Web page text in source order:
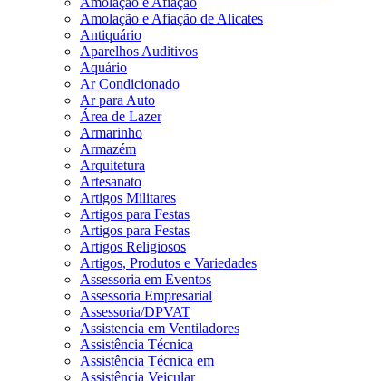
Amolação e Afiação de Alicates
Antiquário
Aparelhos Auditivos
Aquário
Ar Condicionado
Ar para Auto
Área de Lazer
Armarinho
Armazém
Arquitetura
Artesanato
Artigos Militares
Artigos para Festas
Artigos para Festas
Artigos Religiosos
Artigos, Produtos e Variedades
Assessoria em Eventos
Assessoria Empresarial
Assessoria/DPVAT
Assistencia em Ventiladores
Assistência Técnica
Assistência Técnica em
Assistência Veicular